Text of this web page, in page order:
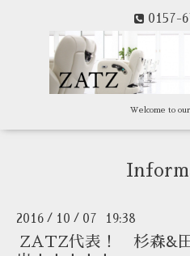
0157-
Welcome to
2016 / 10 / 07 19:38
ZATZ代表！ 杉森&